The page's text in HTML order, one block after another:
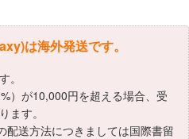
は海外発送です。
。
）が10,000円を超える場合、受
ます。
配送方法につきましては国際書留